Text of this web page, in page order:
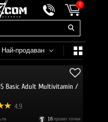
0
Най-продаван
Basic Adult Multivitamin /
4.9
16 промо точки